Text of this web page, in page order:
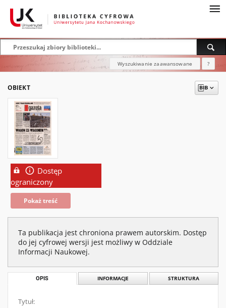
Wyszukiwanie zaawansowane ?
OBIEKT
Dostęp
ograniczony
Pokaż treść
Ta publikacja jest chroniona prawem autorskim. Dostęp
do jej cyfrowej wersji jest możliwy w Oddziale
Informacji Naukowej.
OPIS INFORMACJE STRUKTURA
Tytuł: